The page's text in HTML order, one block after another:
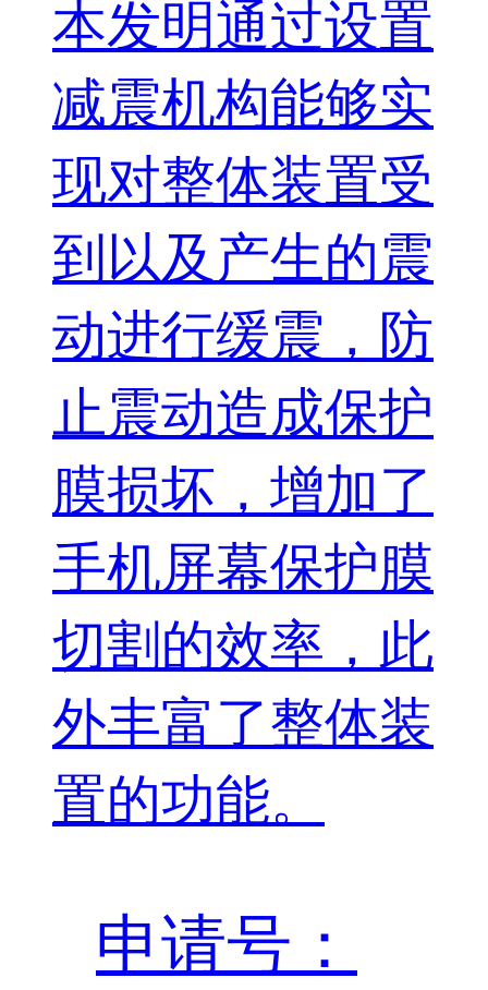
本发明通过设置
减震机构能够实
现对整体装置受
到以及产生的震
动进行缓震，防
止震动造成保护
膜损坏，增加了
手机屏幕保护膜
切割的效率，此
外丰富了整体装
置的功能。
申请号：